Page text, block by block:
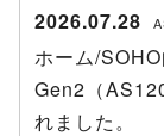
2026.07.28
ホーム/
Gen2（
れました。